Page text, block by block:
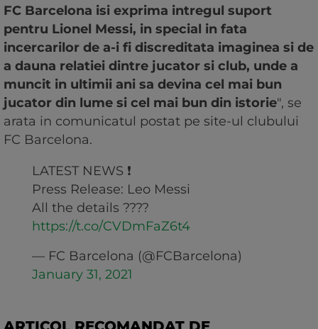
FC Barcelona isi exprima intregul suport
pentru Lionel Messi, in special in fata
incercarilor de a-i fi discreditata imaginea si de
a dauna relatiei dintre jucator si club, unde a
muncit in ultimii ani sa devina cel mai bun
jucator din lume si cel mai bun din istorie", se
arata in comunicatul postat pe site-ul clubului
FC Barcelona.
LATEST NEWS ❗
Press Release: Leo Messi
All the details ????
https://t.co/CVDmFaZ6t4
— FC Barcelona (@FCBarcelona)
January 31, 2021